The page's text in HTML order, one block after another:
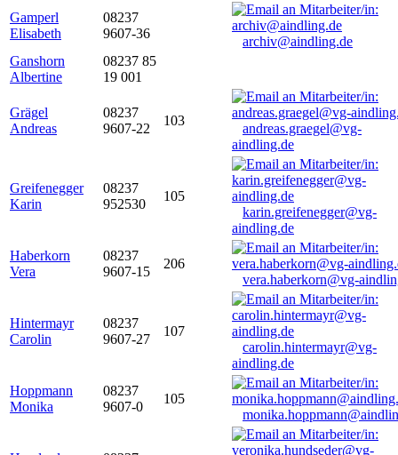
Gamperl
Elisabeth
08237
9607-36
archiv@aindling.de
Ganshorn
Albertine
08237 85
19 001
Grägel
Andreas
08237
9607-22
103
andreas.graegel@vg-
aindling.de
Greifenegger
Karin
08237
952530
105
karin.greifenegger@vg-
aindling.de
Haberkorn
Vera
08237
9607-15
206
vera.haberkorn@vg-
Hintermayr
Carolin
08237
9607-27
107
carolin.hintermayr@vg-
aindling.de
Hoppmann
Monika
08237
9607-0
105